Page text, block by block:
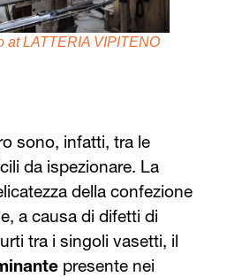
atLATTERIA VIPITENO
sono, infatti, tra le
da ispezionare. La
della confezione
a causa di difetti di
tra i singoli vasetti, il
presente nei